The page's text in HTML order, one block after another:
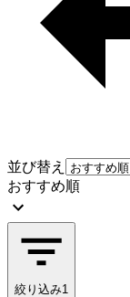
並び替え
おすすめ順
絞り込み1